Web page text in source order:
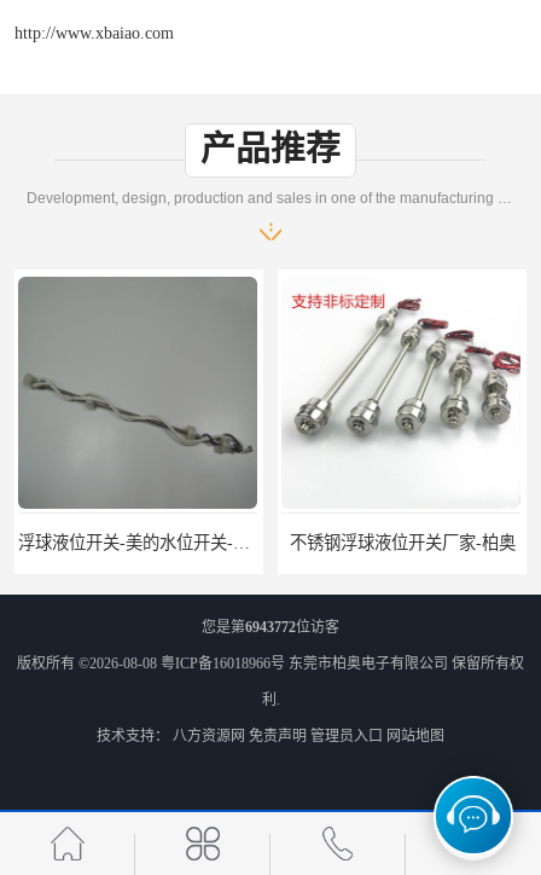
http://www.xbaiao.com
产品推荐
Development, design, production and sales in one of the manufacturing enterprises
不锈钢浮球液位开关厂家-柏奥
浮球开关原理-液位开关种类
您是第6943772位访客
版权所有 ©2026-08-08 粤ICP备16018966号 东莞市柏奥电子有限公司 保留所有权
利.
技术支持： 八方资源网 免责声明 管理员入口 网站地图